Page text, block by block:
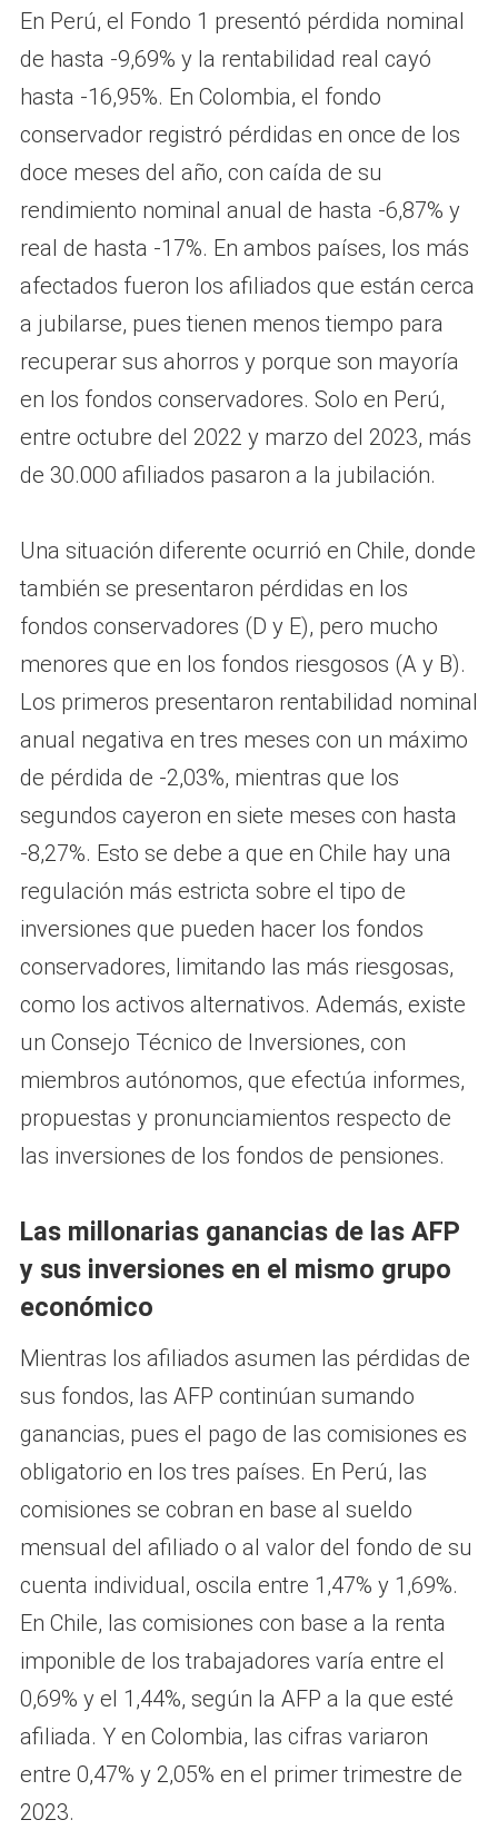
En Perú, el Fondo 1 presentó pérdida nominal
de hasta -9,69% y la rentabilidad real cayó
hasta -16,95%. En Colombia, el fondo
conservador registró pérdidas en once de los
doce meses del año, con caída de su
rendimiento nominal anual de hasta -6,87% y
real de hasta -17%. En ambos países, los más
afectados fueron los afiliados que están cerca
a jubilarse, pues tienen menos tiempo para
recuperar sus ahorros y porque son mayoría
en los fondos conservadores. Solo en Perú,
entre octubre del 2022 y marzo del 2023, más
de 30.000 afiliados pasaron a la jubilación.
Una situación diferente ocurrió en Chile, donde
también se presentaron pérdidas en los
fondos conservadores (D y E), pero mucho
menores que en los fondos riesgosos (A y B).
Los primeros presentaron rentabilidad nominal
anual negativa en tres meses con un máximo
de pérdida de -2,03%, mientras que los
segundos cayeron en siete meses con hasta
-8,27%. Esto se debe a que en Chile hay una
regulación más estricta sobre el tipo de
inversiones que pueden hacer los fondos
conservadores, limitando las más riesgosas,
como los activos alternativos. Además, existe
un Consejo Técnico de Inversiones, con
miembros autónomos, que efectúa informes,
propuestas y pronunciamientos respecto de
las inversiones de los fondos de pensiones.
Las millonarias ganancias de las AFP
y sus inversiones en el mismo grupo
económico
Mientras los afiliados asumen las pérdidas de
sus fondos, las AFP continúan sumando
ganancias, pues el pago de las comisiones es
obligatorio en los tres países. En Perú, las
comisiones se cobran en base al sueldo
mensual del afiliado o al valor del fondo de su
cuenta individual, oscila entre 1,47% y 1,69%.
En Chile, las comisiones con base a la renta
imponible de los trabajadores varía entre el
0,69% y el 1,44%, según la AFP a la que esté
afiliada. Y en Colombia, las cifras variaron
entre 0,47% y 2,05% en el primer trimestre de
2023.